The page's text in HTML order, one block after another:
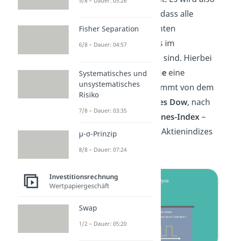
davon ausgegangen, dass alle
entscheidungsrelevanten
Informationen bereits im
Kursverlauf enthalten sind. Hierbei
spielt dieDOW-Theorie eine
wichtige Rolle. Sie stammt von dem
Charles Dow, nach
dem auch der
Dow-Jones-Index–
einer der wichtigsten Aktienindizes
– benannt wurde.
Fisher Separation
6/8 – Dauer: 04:57
Systematisches und
unsystematisches
Risiko
7/8 – Dauer: 03:35
μ-σ-Prinzip
8/8 – Dauer: 07:24
Investitionsrechnung
Wertpapiergeschäft
Swap
1/2 – Dauer: 05:20